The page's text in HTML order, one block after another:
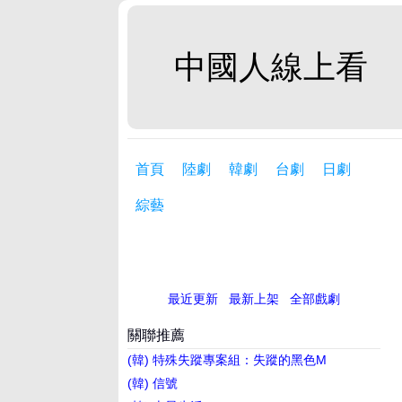
中國人線上看
首頁 陸劇 韓劇 台劇 日劇
綜藝
最近更新 最新上架 全部戲劇
關聯推薦
(韓) 特殊失蹤專案組：失蹤的黑色M
(韓) 信號